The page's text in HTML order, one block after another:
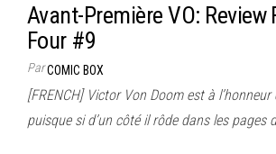
Avant-Première VO:
Four #9
ParCOMIC BOX
[FRENCH] Victor Von Doom est à
puisque si d’un côté il rôde dans les pages